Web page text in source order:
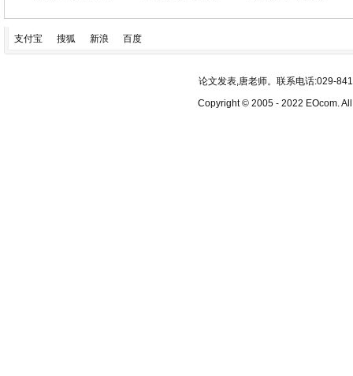
支付宝 搜狐 新浪 百度
论文发表,唐老师。联系电话:029-
Copyright © 2005 - 2022 EOcom.